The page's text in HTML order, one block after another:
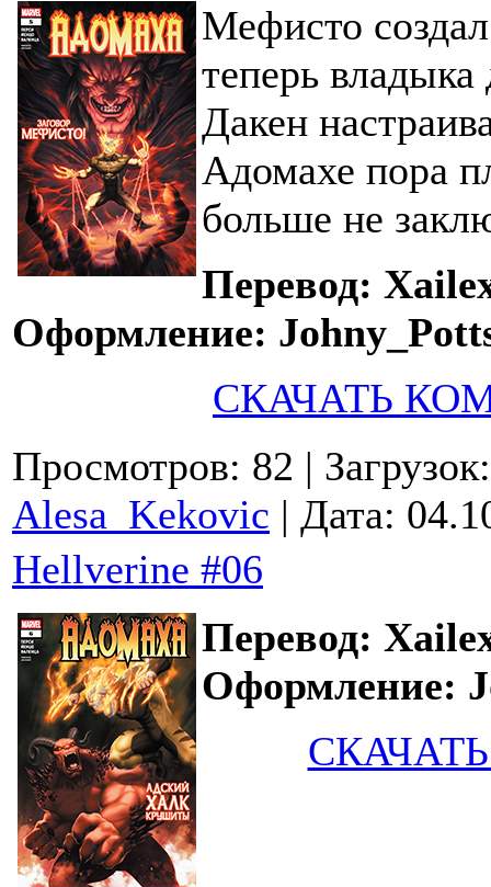
Мефисто
теперь
Дакен
Адомахе пора
больше не
Перевод:
Оформление:
СКАЧАТЬ
Просмотров: 82 |
Alesa_Kekovic | Дата:
Hellverine #06
Перевод:
Оформление: